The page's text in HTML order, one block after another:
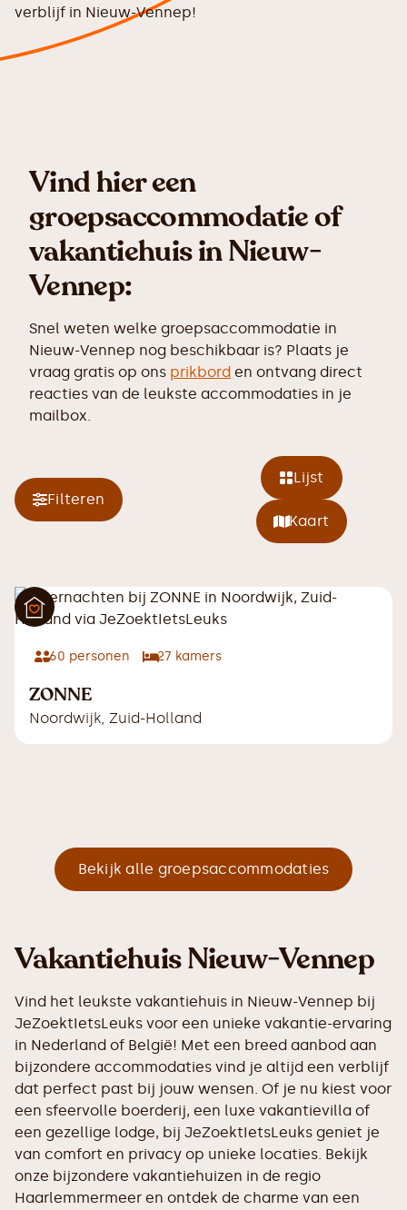
verblijf in Nieuw-Vennep!
Vind hier een
groepsaccommodatie of
vakantiehuis in Nieuw-
Vennep:
Snel weten welke groepsaccommodatie in
Nieuw-Vennep nog beschikbaar is? Plaats je
vraag gratis op ons prikbord en ontvang direct
reacties van de leukste accommodaties in je
mailbox.
Filteren
Lijst
Kaart
60 personen 27 kamers
ZONNE
Noordwijk, Zuid-Holland
Bekijk alle groepsaccommodaties
Vakantiehuis Nieuw-Vennep
Vind het leukste vakantiehuis in Nieuw-Vennep bij
JeZoektIetsLeuks voor een unieke vakantie-ervaring
in Nederland of België! Met een breed aanbod aan
bijzondere accommodaties vind je altijd een verblijf
dat perfect past bij jouw wensen. Of je nu kiest voor
een sfeervolle boerderij, een luxe vakantievilla of
een gezellige lodge, bij JeZoektIetsLeuks geniet je
van comfort en privacy op unieke locaties. Bekijk
onze bijzondere vakantiehuizen in de regio
Haarlemmermeer en ontdek de charme van een